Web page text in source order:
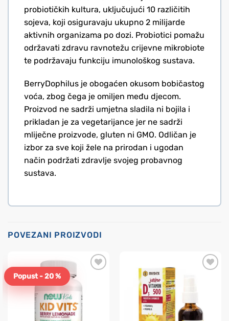
probiotičkih kultura, uključujući 10 različitih
sojeva, koji osiguravaju ukupno 2 milijarde
aktivnih organizama po dozi. Probiotici pomažu
održavati zdravu ravnotežu crijevne mikrobiote
te podržavaju funkciju imunološkog sustava.
BerryDophilus je obogaćen okusom bobičastog
voća, zbog čega je omiljen među djecom.
Proizvod ne sadrži umjetna sladila ni bojila i
prikladan je za vegetarijance jer ne sadrži
mliječne proizvode, gluten ni GMO. Odličan je
izbor za sve koji žele na prirodan i ugodan
način podržati zdravlje svojeg probavnog
sustava.
POVEZANI PROIZVODI
Popust - 20 %